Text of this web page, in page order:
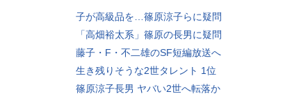
子が高級品を…篠原涼子らに疑問
「高畑裕太系」篠原の長男に疑問
藤子・F・不二雄のSF短編放送へ
生き残りそうな2世タレント 1位
篠原涼子長男 ヤバい2世へ転落か